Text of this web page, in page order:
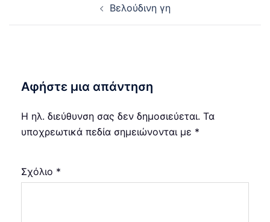
Βελούδινη γη
Αφήστε μια απάντηση
Η ηλ. διεύθυνση σας δεν δημοσιεύεται. Τα
υποχρεωτικά πεδία σημειώνονται με *
Σχόλιο *